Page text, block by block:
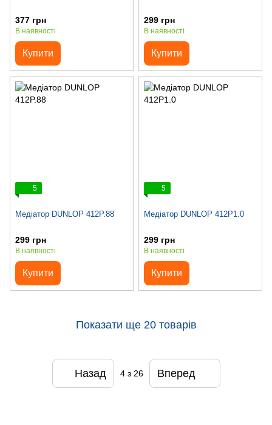
377 грн
В наявності
Купити
299 грн
В наявності
Купити
5
Медіатор DUNLOP 412P.88
299 грн
В наявності
Купити
5
Медіатор DUNLOP 412P1.0
299 грн
В наявності
Купити
Показати ще 20 товарів
Назад 4з 26 Вперед